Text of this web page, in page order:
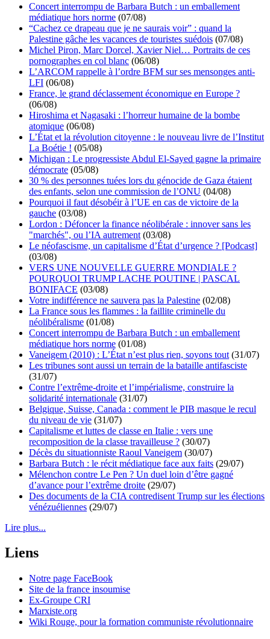
Concert interrompu de Barbara Butch : un emballement
médiatique hors norme (07/08)
“Cachez ce drapeau que je ne saurais voir” : quand la
Palestine gâche les vacances de touristes suédois (07/08)
Michel Piron, Marc Dorcel, Xavier Niel… Portraits de ces
pornographes en col blanc (06/08)
L’ARCOM rappelle à l’ordre BFM sur ses mensonges anti-
LFI (06/08)
France, le grand déclassement économique en Europe ?
(06/08)
Hiroshima et Nagasaki : l’horreur humaine de la bombe
atomique (06/08)
L’État et la révolution citoyenne : le nouveau livre de l’Institut
La Boétie ! (05/08)
Michigan : Le progressiste Abdul El-Sayed gagne la primaire
démocrate (05/08)
30 % des personnes tuées lors du génocide de Gaza étaient
des enfants, selon une commission de l’ONU (04/08)
Pourquoi il faut désobéir à l’UE en cas de victoire de la
gauche (03/08)
Lordon : Défoncer la finance néolibérale : innover sans les
"marchés", ou l’IA autrement (03/08)
Le néofascisme, un capitalisme d’État d’urgence ? [Podcast]
(03/08)
VERS UNE NOUVELLE GUERRE MONDIALE ?
POURQUOI TRUMP LACHE POUTINE | PASCAL
BONIFACE (03/08)
Votre indifférence ne sauvera pas la Palestine (02/08)
La France sous les flammes : la faillite criminelle du
néolibéralisme (01/08)
Concert interrompu de Barbara Butch : un emballement
médiatique hors norme (01/08)
Vaneigem (2010) : L’État n’est plus rien, soyons tout (31/07)
Les tribunes sont aussi un terrain de la bataille antifasciste
(31/07)
Contre l’extrême-droite et l’impérialisme, construire la
solidarité internationale (31/07)
Belgique, Suisse, Canada : comment le PIB masque le recul
du niveau de vie (31/07)
Capitalisme et luttes de classe en Italie : vers une
recomposition de la classe travailleuse ? (30/07)
Décès du situationniste Raoul Vaneigem (30/07)
Barbara Butch : le récit médiatique face aux faits (29/07)
Mélenchon contre Le Pen ? Un duel loin d’être gagné
d’avance pour l’extrême droite (29/07)
Des documents de la CIA contredisent Trump sur les élections
vénézuéliennes (29/07)
Lire plus...
Liens
Notre page FaceBook
Site de la france insoumise
Ex-Groupe CRI
Marxiste.org
Wiki Rouge, pour la formation communiste révolutionnaire